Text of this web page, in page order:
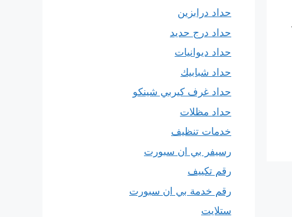
حداد درابزين
حداد درج حديد
حداد ديوانيات
حداد شبابيك
حداد غرف كيربي شينكو
حداد مظلات
خدمات تنظيف
رسيفر بي ان سبورت
رقم تكييف
رقم خدمة بي ان سبورت
ستلايت